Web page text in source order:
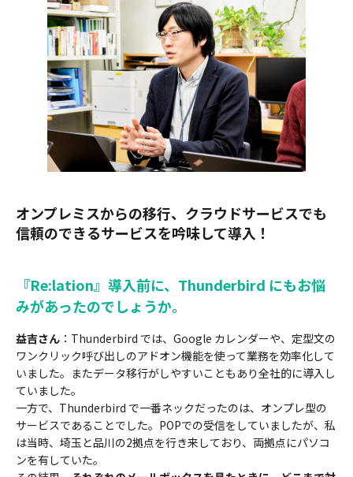
オンプレミスからの移行、クラウドサービスでも
信頼のできるサービスを吟味して導入！
『Re:lation』導入前に、Thunderbird にもお悩
みがあったのでしょうか。
益吉さん ：Thunderbird では、Google カレンダーや、定型文の
ワンクリック呼び出しのアドオン機能を使って業務を効率化して
いました。またデータ移行がしやすいこともあり全社的に導入し
ていました。
一方で、Thunderbird で一番ネックだったのは、オンプレ型の
サービスであることでした。POPでの受信をしていましたが、私
は当時、埼玉と品川の2拠点を行き来しており、両拠点にパソコ
ンを有していた。